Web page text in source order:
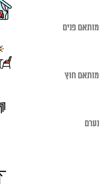
מותאם פנים
מותאם חוץ
נערם